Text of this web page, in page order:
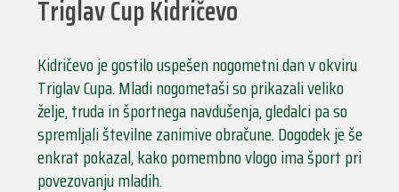
Triglav Cup Kidričevo
Kidričevo je gostilo uspešen nogometni dan v okviru
Triglav Cupa. Mladi nogometaši so prikazali veliko
želje, truda in športnega navdušenja, gledalci pa so
spremljali številne zanimive obračune. Dogodek je še
enkrat pokazal, kako pomembno vlogo ima šport pri
povezovanju mladih.